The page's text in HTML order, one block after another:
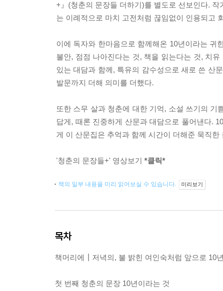
+』(청춘의 문장들 더하기)를 별도로 선보인다.
는 이례적으로 마치 고전처럼 끊임없이 인용되고
이에 독자와 한마음으로 함께해온 10년이라는 귀
불안, 점점 나아진다는 것, 책을 읽는다는 것, 치
있는 대담과 함께, 특유의 감수성으로 새로 쓴 산
발문까지 더해 의미를 더했다.
또한 스무 살과 청춘에 대한 기억, 소설 쓰기의
답게, 때론 진중하게 산문과 대담으로 풀어낸다.
게 이 산문집은 추억과 함께 시간이 더해준 묵직
'청춘의 문장들+' 영상보기 *클릭*
책의 일부 내용을 미리 읽어보실 수 있습니다. 미리보기
목차
책머리에┃저녁의, 불 밝힌 여인숙처럼 앞으로 10
첫 번째 청춘의 문장 10년이라는 것